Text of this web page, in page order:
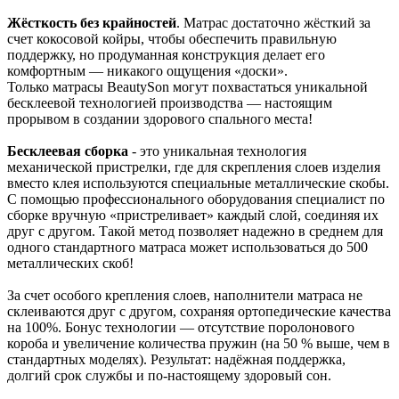
Жёсткость без крайностей. Матрас достаточно жёсткий за
счет кокосовой койры, чтобы обеспечить правильную
поддержку, но продуманная конструкция делает его
комфортным — никакого ощущения «доски».
Только матрасы BeautySon могут похвастаться уникальной
бесклеевой технологией производства — настоящим
прорывом в создании здорового спального места!
Бесклеевая сборка - это уникальная технология
механической пристрелки, где для скрепления слоев изделия
вместо клея используются специальные металлические скобы.
С помощью профессионального оборудования специалист по
сборке вручную «пристреливает» каждый слой, соединяя их
друг с другом. Такой метод позволяет надежно в среднем для
одного стандартного матраса может использоваться до 500
металлических скоб!
За счет особого крепления слоев, наполнители матраса не
склеиваются друг с другом, сохраняя ортопедические качества
на 100%. Бонус технологии — отсутствие поролонового
короба и увеличение количества пружин (на 50 % выше, чем в
стандартных моделях). Результат: надёжная поддержка,
долгий срок службы и по‑настоящему здоровый сон.